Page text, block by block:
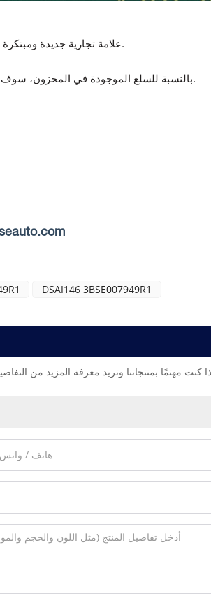
علامة تجارية جديدة ومبتكرة بنسبة 100%، سيتم اختبار جميع السلع قبل الشحن.
بالنسبة للسلع الموجودة في المخزون، سوف نرسل الطلب في غضون 5-7 أيام بعد استلام الدفع.
DSAI146 3BSE007949R1